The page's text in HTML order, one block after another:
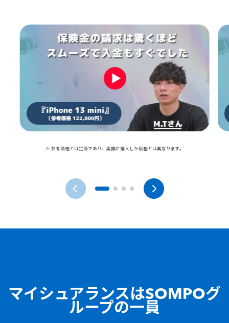
※ 参考価格とは定価であり、実際に購入した価格とは異なります。
マイシュアランスはSOMPOグ
ループの一員